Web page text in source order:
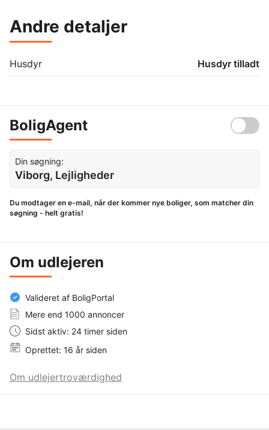
Andre detaljer
Husdyr Husdyr tilladt
BoligAgent
Din søgning:
Viborg, Lejligheder
Du modtager en e-mail, når der kommer nye boliger, som matcher din
søgning - helt gratis!
Om udlejeren
Valideret af BoligPortal
Mere end 1000 annoncer
Sidst aktiv: 24 timer siden
Oprettet: 16 år siden
Om udlejertroværdighed